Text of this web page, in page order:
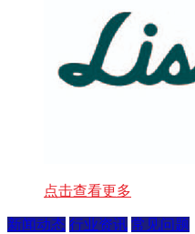
点击查看更多
新闻动态 行业资讯 常见问题